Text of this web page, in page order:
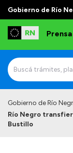
Gobierno de Río
Institucional
Gobierno de Río
Río Negro
Bustillo